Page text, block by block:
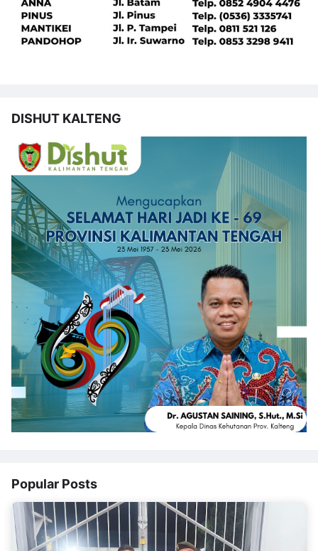
DISHUT KALTENG
Popular Posts